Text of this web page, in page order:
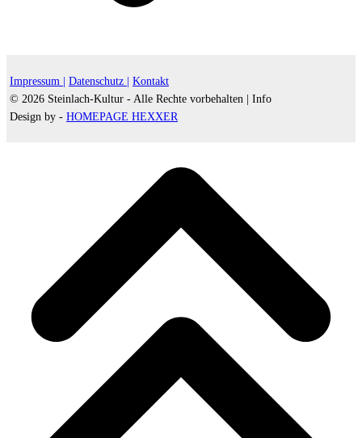
Impressum | Datenschutz |
Kontakt
© 2026 Steinlach-Kultur - Alle Rechte vorbehalten |
Info
Design by - HOMEPAGE HEXXER